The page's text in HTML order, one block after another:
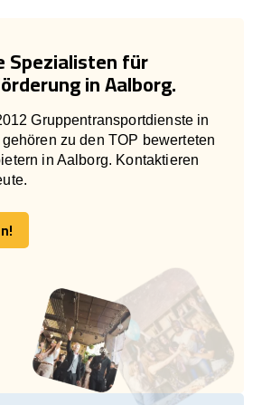
Spezialisten für
in Aalborg.
Gruppentransportdienste in
zu den TOP bewerteten
in Aalborg. Kontaktieren